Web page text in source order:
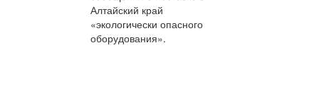
Алтайский край
«экологически опасного
оборудования».